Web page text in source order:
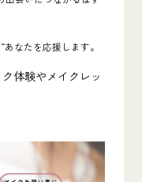
なたを応援します。
体験やメイクレッ